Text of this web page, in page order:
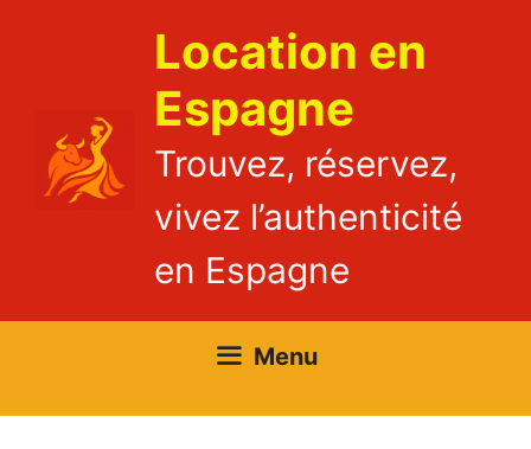
Location en
Espagne
Trouvez, réservez,
vivez l’authenticité
en Espagne
Menu